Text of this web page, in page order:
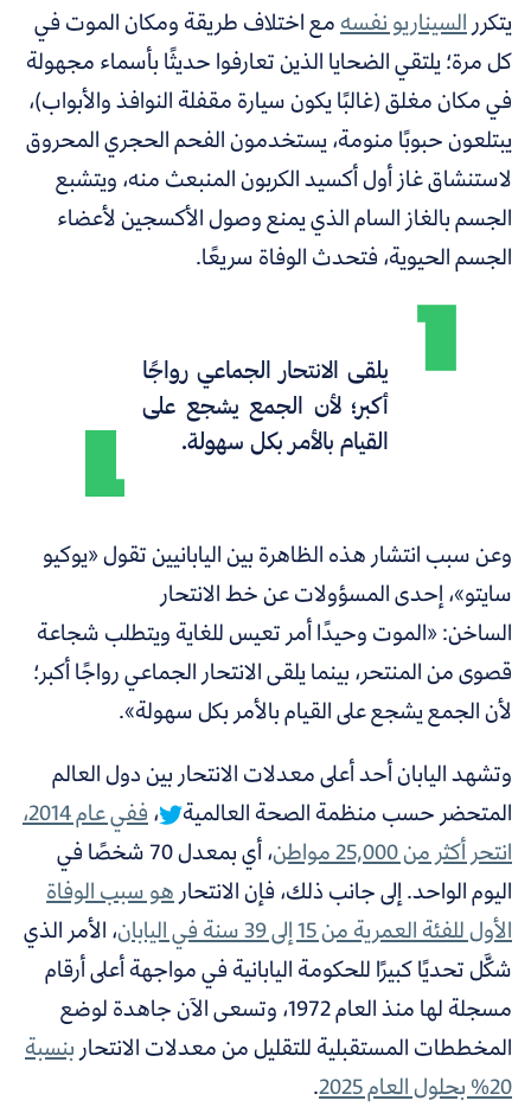
يتكررالسيناريو نفسهمع اختلاف طريقة ومكان الموتفي
كل مرة؛ يلتقي الضحايا الذين تعارفوا حديثًا بأسماء مجهولة
في مكان مغلق (غالبًا يكون سيارة مقفلة النوافذ والأبواب)،
يبتلعون حبوبًا منومة، يستخدمون الفحم الحجري المحروق
لاستنشاق غاز أول أكسيد الكربون المنبعث منه، ويتشبع
الجسم بالغاز السام الذي يمنع وصول الأكسجين لأعضاء
الجسم الحيوية، فتحدث الوفاة سريعًا.
يلقى الانتحار الجماعي رواجًا
أكبر؛ لأن الجمع يشجع على
القيام بالأمر بكل سهولة.
وعن سبب انتشار هذه الظاهرة بين اليابانيين تقول«يوكيو
سايتو»، إحدى المسؤولات عن خط الانتحار
الساخن:«الموت وحيدًا أمر تعيس للغاية ويتطلب شجاعة
قصوى من المنتحر، بينما يلقى الانتحار الجماعي رواجًا أكبر؛
لأن الجمع يشجع على القيام بالأمر بكل سهولة»
.
وتشهد اليابان أحد أعلى معدلات الانتحار بين دول العالم
المتحضر حسب منظمة الصحة العالمية
،
ففي عام 2014،
انتحر أكثر من 25,000 مواطن
، أي بمعدل 70 شخصًا في
اليوم الواحد. إلى جانب ذلك، فإن الانتحارهو سبب الوفاة
الأول للفئة العمرية من 15 إلى 39 سنة في اليابان
، الأمر الذي
شكَّل تحديًا كبيرًا للحكومة اليابانية في مواجهة أعلى أرقام
مسجلة لها منذ العام 1972، وتسعى الآن جاهدة لوضع
المخططات المستقبلية للتقليل من معدﻻت الانتحاربنسبة
20% بحلول العام 2025
.